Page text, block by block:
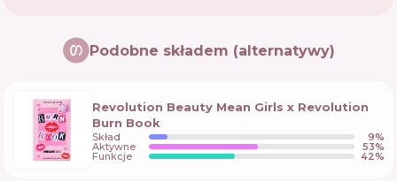
Podobne składem (alternatywy)
Revolution Beauty Mean Girls x Revolution
Burn Book
Skład 9%
Aktywne 53%
Funkcje 42%